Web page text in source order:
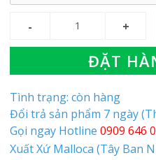
ĐẶT
Tình trạng: còn hàng
Đổi trả sản phẩm 7 ngày
Gọi ngay Hotline 0909 646
Xuất Xứ Malloca (Tây Ban